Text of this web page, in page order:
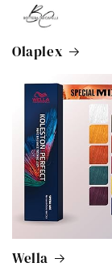
Olaplex
Wella